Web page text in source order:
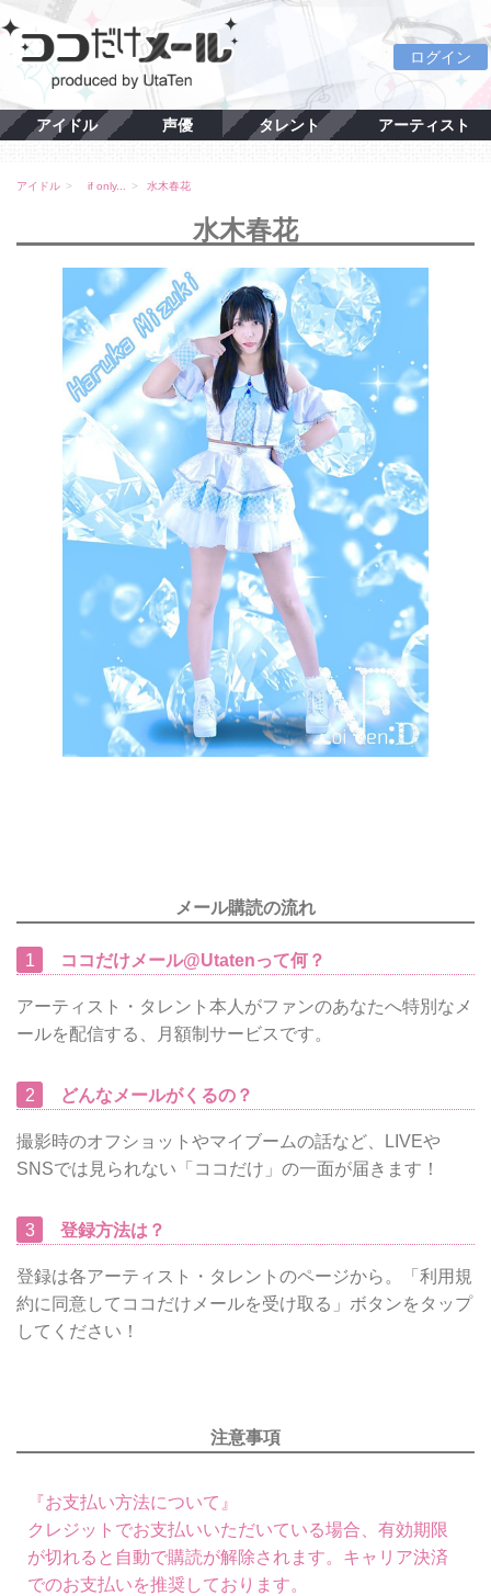
ログイン
アイドル 声優 タレント アーティスト
アイドル if only... 水木春花
水木春花
メール購読の流れ
1 ココだけメール@Utatenって何？
アーティスト・タレント本人がファンのあなたへ特別なメ
ールを配信する、月額制サービスです。
2 どんなメールがくるの？
撮影時のオフショットやマイブームの話など、LIVEや
SNSでは見られない「ココだけ」の一面が届きます！
3 登録方法は？
登録は各アーティスト・タレントのページから。「利用規
約に同意してココだけメールを受け取る」ボタンをタップ
してください！
注意事項
『お支払い方法について』
クレジットでお支払いいただいている場合、有効期限
が切れると自動で購読が解除されます。キャリア決済
でのお支払いを推奨しております。